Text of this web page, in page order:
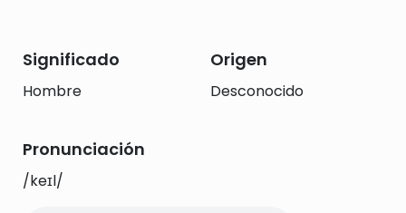
Significado
Hombre
Origen
Desconocido
Pronunciación
/keɪl/